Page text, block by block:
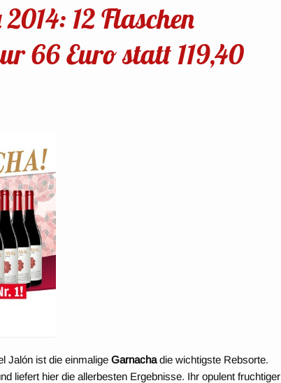
12 Flaschen
66 Euro statt 119,40
Jalón ist die einmaligeGarnachadie wichtigste Rebsorte.
liefert hier die allerbesten Ergebnisse. Ihr opulent fruchtiger